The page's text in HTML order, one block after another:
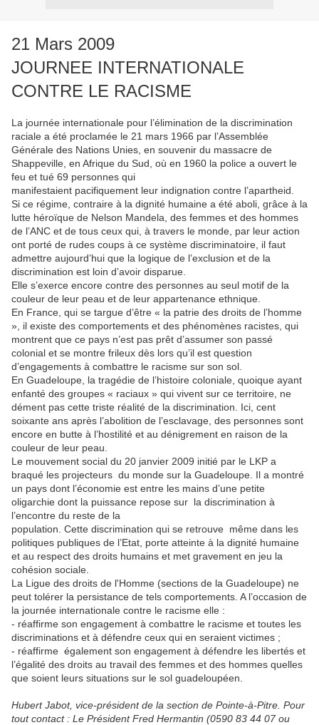
21 Mars 2009
JOURNEE INTERNATIONALE
CONTRE LE RACISME
La journée internationale pour l’élimination de la discrimination
raciale a été proclamée le 21 mars 1966 par l’Assemblée
Générale des Nations Unies, en souvenir du massacre de
Shappeville, en Afrique du Sud, où en 1960 la police a ouvert le
feu et tué 69 personnes qui
manifestaient pacifiquement leur indignation contre l’apartheid.
Si ce régime, contraire à la dignité humaine a été aboli, grâce à la
lutte héroïque de Nelson Mandela, des femmes et des hommes
de l’ANC et de tous ceux qui, à travers le monde, par leur action
ont porté de rudes coups à ce système discriminatoire, il faut
admettre aujourd’hui que la logique de l’exclusion et de la
discrimination est loin d’avoir disparue.
Elle s’exerce encore contre des personnes au seul motif de la
couleur de leur peau et de leur appartenance ethnique.
En France, qui se targue d’être « la patrie des droits de l’homme
», il existe des comportements et des phénomènes racistes, qui
montrent que ce pays n’est pas prêt d’assumer son passé
colonial et se montre frileux dès lors qu’il est question
d’engagements à combattre le racisme sur son sol.
En Guadeloupe, la tragédie de l’histoire coloniale, quoique ayant
enfanté des groupes « raciaux » qui vivent sur ce territoire, ne
dément pas cette triste réalité de la discrimination. Ici, cent
soixante ans après l’abolition de l’esclavage, des personnes sont
encore en butte à l’hostilité et au dénigrement en raison de la
couleur de leur peau.
Le mouvement social du 20 janvier 2009 initié par le LKP a
braqué les projecteurs du monde sur la Guadeloupe. Il a montré
un pays dont l’économie est entre les mains d’une petite
oligarchie dont la puissance repose sur la discrimination à
l’encontre du reste de la
population. Cette discrimination qui se retrouve même dans les
politiques publiques de l’Etat, porte atteinte à la dignité humaine
et au respect des droits humains et met gravement en jeu la
cohésion sociale.
La Ligue des droits de l'Homme (sections de la Guadeloupe) ne
peut tolérer la persistance de tels comportements. A l’occasion de
la journée internationale contre le racisme elle :
- réaffirme son engagement à combattre le racisme et toutes les
discriminations et à défendre ceux qui en seraient victimes ;
- réaffirme également son engagement à défendre les libertés et
l’égalité des droits au travail des femmes et des hommes quelles
que soient leurs situations sur le sol guadeloupéen.
Hubert Jabot, vice-président de la section de Pointe-à-Pitre. Pour
tout contact : Le Président Fred Hermantin (0590 83 44 07 ou